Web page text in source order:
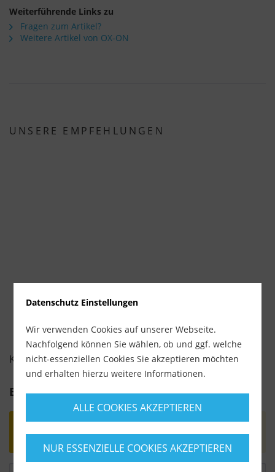
Weiterführende Links zu
Fragen zum Artikel?
Weitere Artikel von OX-ON
UNSERE EMPFEHLUNGEN
KUNDENBEWERTUNGEN FÜR
Bewertung schreiben
Bewertungen werden nach Überprüfung
Datenschutz Einstellungen
Wir verwenden Cookies auf unserer Webseite.
Nachfolgend können Sie wählen, ob und ggf. welche
nicht-essenziellen Cookies Sie akzeptieren möchten
und erhalten hierzu weitere Informationen.
ALLE COOKIES AKZEPTIEREN
NUR ESSENZIELLE COOKIES AKZEPTIEREN